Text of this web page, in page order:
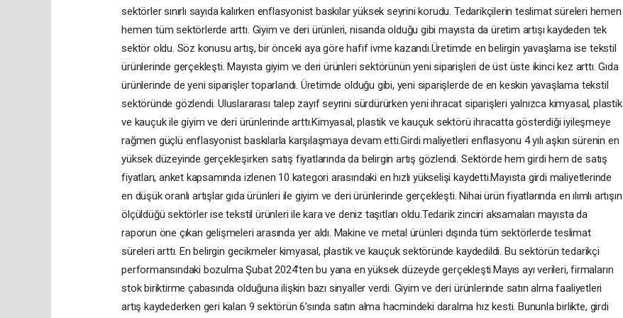
sektörler sınırlı sayıda kalırken enflasyonist baskılar yüksek seyrini korudu. Tedarikçilerin teslimat süreleri hemen
hemen tüm sektörlerde arttı. Giyim ve deri ürünleri, nisanda olduğu gibi mayısta da üretim artışı kaydeden tek
sektör oldu. Söz konusu artış, bir önceki aya göre hafif ivme kazandı.Üretimde en belirgin yavaşlama ise tekstil
ürünlerinde gerçekleşti. Mayısta giyim ve deri ürünleri sektörünün yeni siparişleri de üst üste ikinci kez arttı. Gıda
ürünlerinde de yeni siparişler toparlandı. Üretimde olduğu gibi, yeni siparişlerde de en keskin yavaşlama tekstil
sektöründe gözlendi. Uluslararası talep zayıf seyrini sürdürürken yeni ihracat siparişleri yalnızca kimyasal, plastik
ve kauçuk ile giyim ve deri ürünlerinde arttı.Kimyasal, plastik ve kauçuk sektörü ihracatta gösterdiği iyileşmeye
rağmen güçlü enflasyonist baskılarla karşılaşmaya devam etti.Girdi maliyetleri enflasyonu 4 yılı aşkın sürenin en
yüksek düzeyinde gerçekleşirken satış fiyatlarında da belirgin artış gözlendi. Sektörde hem girdi hem de satış
fiyatları, anket kapsamında izlenen 10 kategori arasındaki en hızlı yükselişi kaydetti.Mayısta girdi maliyetlerinde
en düşük oranlı artışlar gıda ürünleri ile giyim ve deri ürünlerinde gerçekleşti. Nihai ürün fiyatlarında en ılımlı artışın
ölçüldüğü sektörler ise tekstil ürünleri ile kara ve deniz taşıtları oldu.Tedarik zinciri aksamaları mayısta da
raporun öne çıkan gelişmeleri arasında yer aldı. Makine ve metal ürünleri dışında tüm sektörlerde teslimat
süreleri arttı. En belirgin gecikmeler kimyasal, plastik ve kauçuk sektöründe kaydedildi. Bu sektörün tedarikçi
performansındaki bozulma Şubat 2024’ten bu yana en yüksek düzeyde gerçekleşti.Mayıs ayı verileri, firmaların
stok biriktirme çabasında olduğuna ilişkin bazı sinyaller verdi. Giyim ve deri ürünlerinde satın alma faaliyetleri
artış kaydederken geri kalan 9 sektörün 6’sında satın alma hacmindeki daralma hız kesti. Bununla birlikte, girdi